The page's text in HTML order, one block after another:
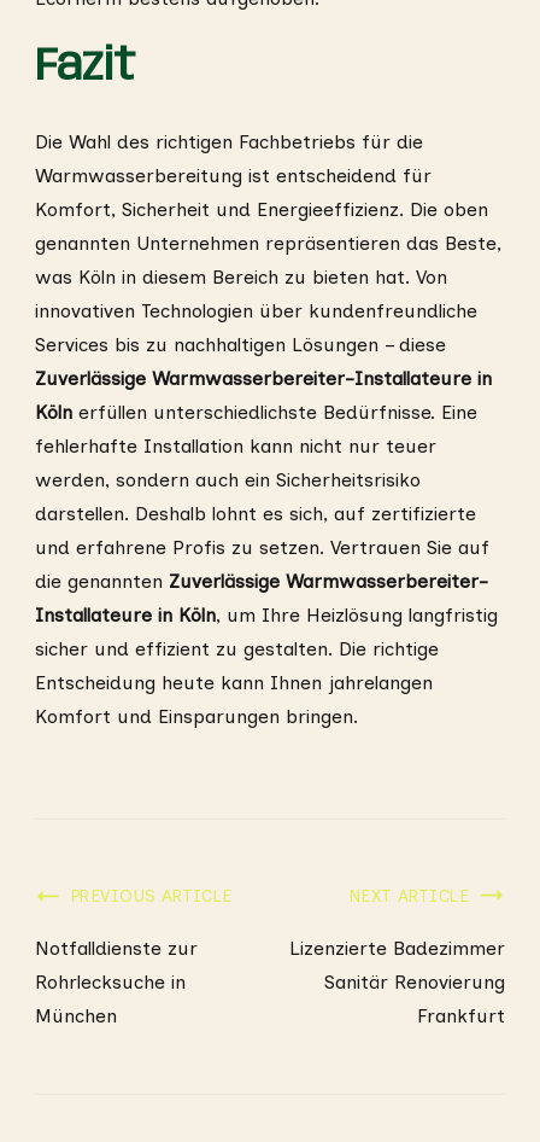
Fazit
Die Wahl des richtigen Fachbetriebs für die
Warmwasserbereitung ist entscheidend für
Komfort, Sicherheit und Energieeffizienz. Die oben
genannten Unternehmen repräsentieren das Beste,
was Köln in diesem Bereich zu bieten hat. Von
innovativen Technologien über kundenfreundliche
Services bis zu nachhaltigen Lösungen – diese
Zuverlässige Warmwasserbereiter-Installateure in
Köln erfüllen unterschiedlichste Bedürfnisse. Eine
fehlerhafte Installation kann nicht nur teuer
werden, sondern auch ein Sicherheitsrisiko
darstellen. Deshalb lohnt es sich, auf zertifizierte
und erfahrene Profis zu setzen. Vertrauen Sie auf
die genannten Zuverlässige Warmwasserbereiter-
Installateure in Köln, um Ihre Heizlösung langfristig
sicher und effizient zu gestalten. Die richtige
Entscheidung heute kann Ihnen jahrelangen
Komfort und Einsparungen bringen.
Post
Navigation
PREVIOUS ARTICLE
Notfalldienste zur
Rohrlecksuche in
München
NEXT ARTICLE
Lizenzierte Badezimmer
Sanitär Renovierung
Frankfurt